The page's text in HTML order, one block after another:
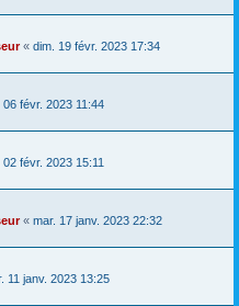
« dim. 19 févr. 2023 17:34
06 févr. 2023 11:44
02 févr. 2023 15:11
« mar. 17 janv. 2023 22:32
11 janv. 2023 13:25